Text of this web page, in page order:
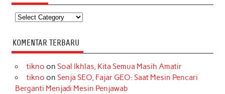
Kategori
KOMENTAR TERBARU
tikno on Soal Ikhlas, Kita Semua Masih Amatir
tikno on Senja SEO, Fajar GEO: Saat Mesin Pencari
Berganti Menjadi Mesin Penjawab